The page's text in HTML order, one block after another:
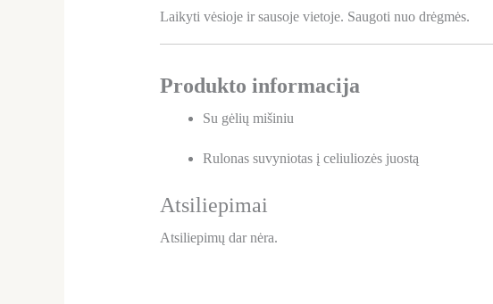
Laikyti vėsioje ir sausoje vietoje. Saugoti nuo drėgmės.
Produkto informacija
Su gėlių mišiniu
Rulonas suvyniotas į celiuliozės juostą
Atsiliepimai
Atsiliepimų dar nėra.